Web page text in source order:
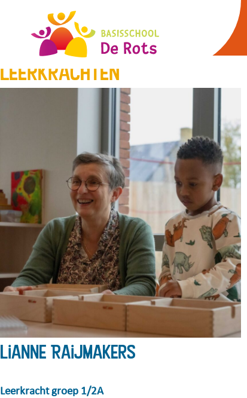
Ons team
Leerkrachten
Lianne Raijmakers
Leerkracht groep 1/2A